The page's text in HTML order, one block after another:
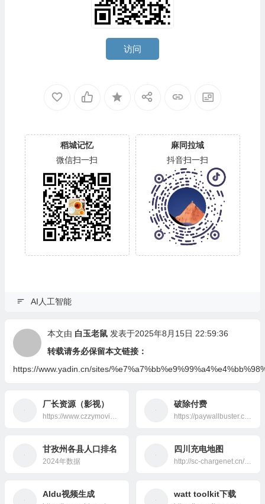
访问
稻城记忆
微信扫一扫
麻同拉域
抖音扫一扫
AI人工智能
本文由 白玉老鼠 发表于2025年8月15日 22:59:36
转载请务必保留本文链接：
https://www.yadin.cn/sites/
厂长资源（影视） 破除付费
https://paywallbuster.com/
甘孜州各县人口排名
2024年数据
四川充电地图
http://sc-chargenet.cn/charging-map.html
AIdu视频生成 watt toolkit下载